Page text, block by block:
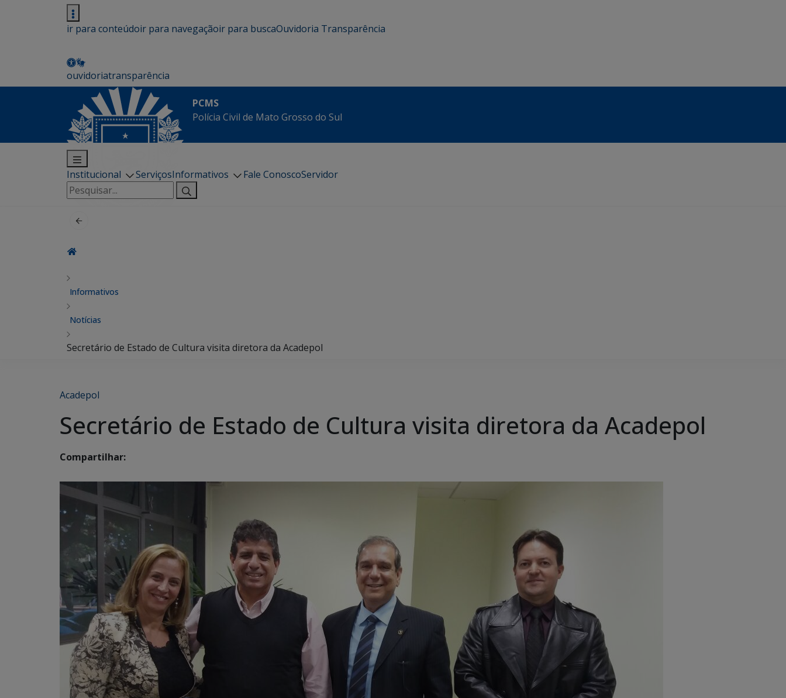
ir para conteúdoir para navegaçãoir para buscaOuvidoria Transparência
ouvidoriatransparência
PCMS
Polícia Civil de Mato Grosso do Sul
Institucional ServiçosInformativos Fale ConoscoServidor
Pesquisar
por:
Informativos
Notícias
Secretário de Estado de Cultura visita diretora da Acadepol
Acadepol
Secretário de Estado de Cultura visita diretora da Acadepol
Compartilhar: